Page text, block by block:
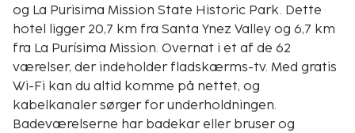
og La Purisima Mission State Historic Park. Dette
hotel ligger 20,7 km fra Santa Ynez Valley og 6,7 km
fra La Purísima Mission. Overnat i et af de 62
værelser, der indeholder fladskærms-tv. Med gratis
Wi-Fi kan du altid komme på nettet, og
kabelkanaler sørger for underholdningen.
Badeværelserne har badekar eller bruser og